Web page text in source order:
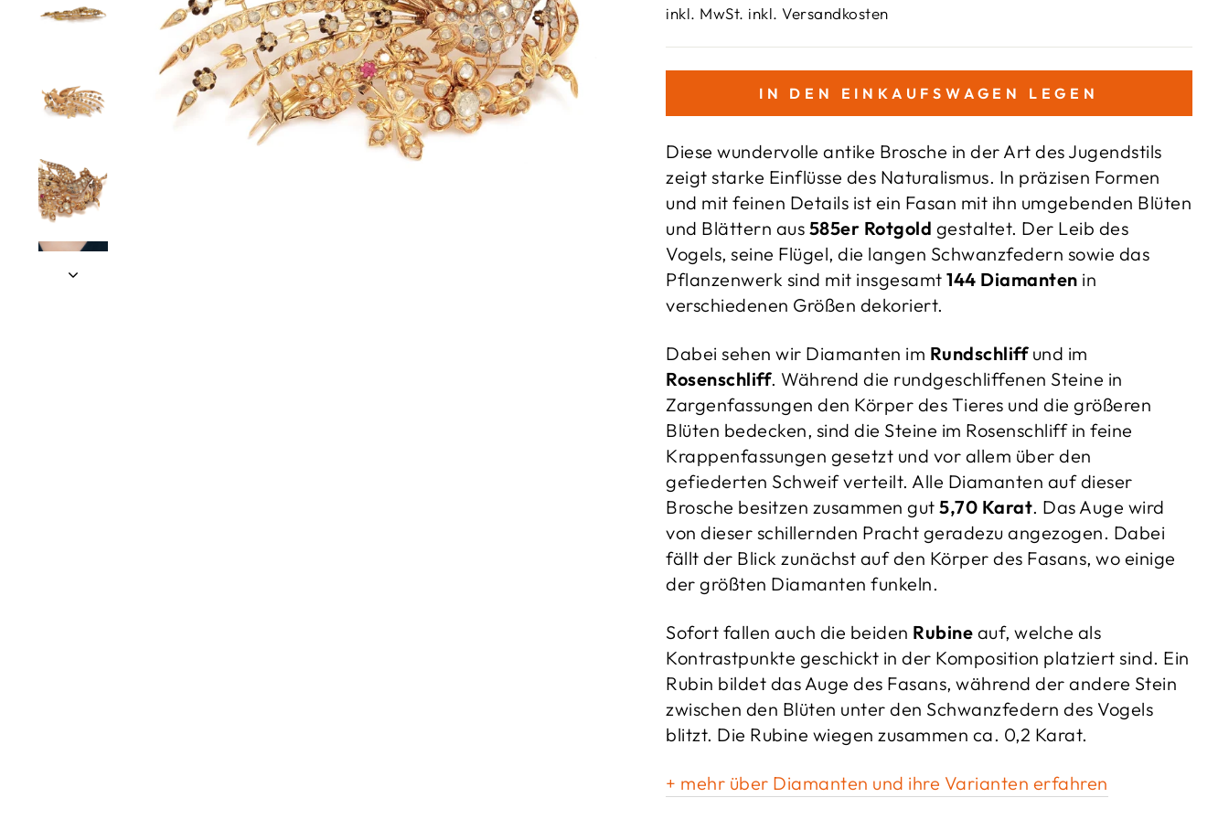
Preis
inkl. MwSt. inkl. Versandkosten
IN DEN EINKAUFSWAGEN LEGEN
Diese wundervolle antike Brosche in der Art des Jugendstils
zeigt starke Einflüsse des Naturalismus. In präzisen Formen
und mit feinen Details ist ein Fasan mit ihn umgebenden Blüten
und Blättern aus 585er Rotgold gestaltet. Der Leib des
Vogels, seine Flügel, die langen Schwanzfedern sowie das
Pflanzenwerk sind mit insgesamt 144 Diamanten in
verschiedenen Größen dekoriert.
Dabei sehen wir Diamanten im Rundschliffund im
Rosenschliff. Während die rundgeschliffenen Steine in
Zargenfassungen den Körper des Tieres und die größeren
Blüten bedecken, sind die Steine im Rosenschliff in feine
Krappenfassungen gesetzt und vor allem über den
gefiederten Schweif verteilt. Alle Diamanten auf dieser
Brosche besitzen zusammen gut 5,70 Karat. Das Auge wird
von dieser schillernden Pracht geradezu angezogen. Dabei
fällt der Blick zunächst auf den Körper des Fasans, wo einige
der größten Diamanten funkeln.
Sofort fallen auch die beiden Rubine auf, welche als
Kontrastpunkte geschickt in der Komposition platziert sind. Ein
Rubin bildet das Auge des Fasans, während der andere Stein
zwischen den Blüten unter den Schwanzfedern des Vogels
blitzt. Die Rubine wiegen zusammen ca. 0,2 Karat.
+ mehr über Diamanten und ihre Varianten erfahren